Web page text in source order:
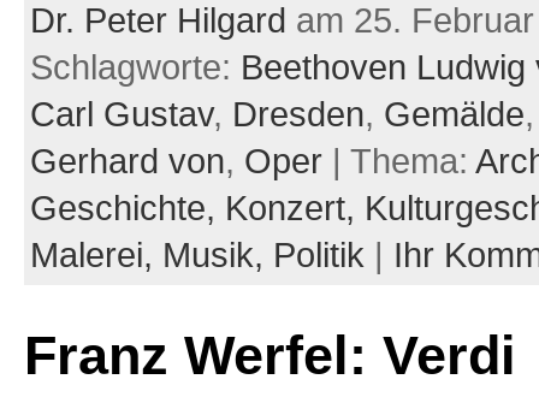
Dr. Peter Hilgard am 25.
Schlagworte: Beethoven Ludwig
Carl Gustav, Dresden, Gemälde
Gerhard von, Oper| Thema:
Geschichte, Konzert,
Malerei, Musik, Politik | Ihr
Franz Werfel: Verdi